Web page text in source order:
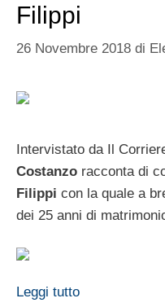
Filippi
26 Novembre 2018 di
Intervistato da Il
Costanzo racconta di
Filippi con la quale a
dei 25 anni di
Leggi tutto